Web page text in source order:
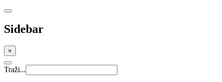
Sidebar
×
Traži...